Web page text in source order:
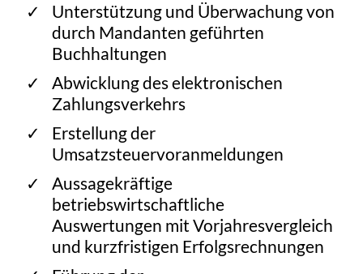
Unterstützung und Überwachung von
durch Mandanten geführten
Buchhaltungen
Abwicklung des elektronischen
Zahlungsverkehrs
Erstellung der
Umsatzsteuervoranmeldungen
Aussagekräftige
betriebswirtschaftliche
Auswertungen mit Vorjahresvergleich
und kurzfristigen Erfolgsrechnungen